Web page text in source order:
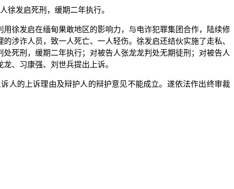
发启死刑，缓期二年执行。
徐发启在缅甸果敢地区的影响力，与电诈犯罪集团合作，陆续修
涉诈人员，致一人死亡、一人轻伤。徐发启还结伙实施了走私、
死刑，缓期二年执行；对被告人张龙龙判处无期徒刑；对被告人
、习康强、刘世兵提出上诉。
的上诉理由及辩护人的辩护意见不能成立。遂依法作出终审裁